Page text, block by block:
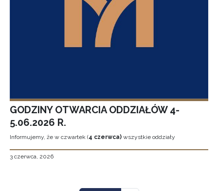
GODZINY OTWARCIA ODDZIAŁÓW 4-
5.06.2026 R.
Informujemy, że w czwartek (4 czerwca) wszystkie oddziały
3 czerwca, 2026